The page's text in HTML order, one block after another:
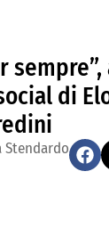
di
Stendardo